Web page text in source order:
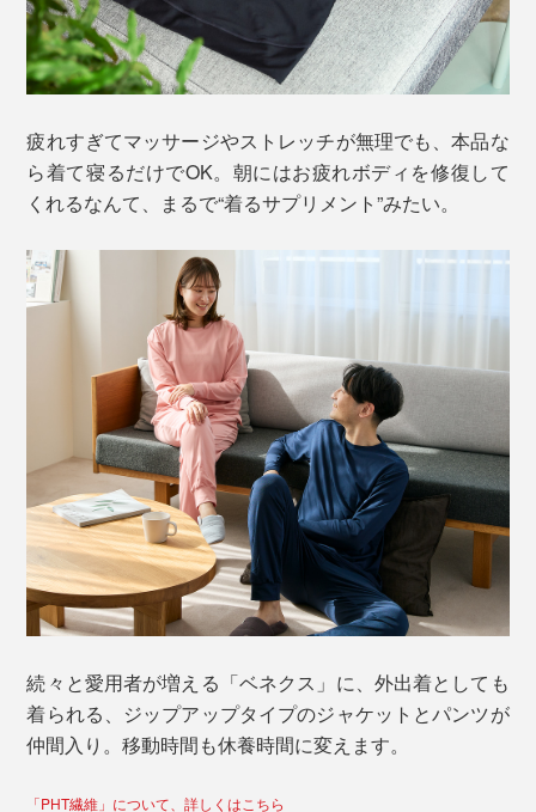
疲れすぎてマッサージやストレッチが無理でも、本品な
ら着て寝るだけでOK。朝にはお疲れボディを修復して
くれるなんて、まるで“着るサプリメント”みたい。
続々と愛用者が増える「ベネクス」に、外出着としても
着られる、ジップアップタイプのジャケットとパンツが
仲間入り。移動時間も休養時間に変えます。
「PHT繊維」について、詳しくはこちら